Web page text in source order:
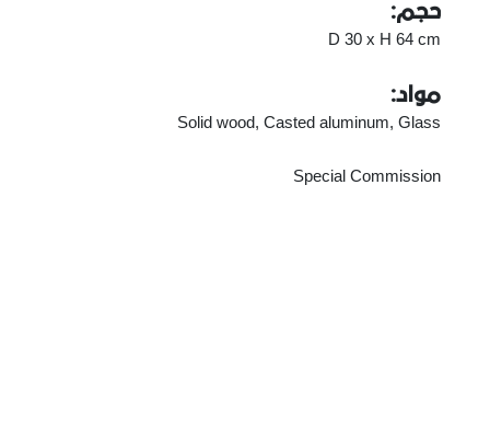
حجم:
D 30 x H 64 cm
مواد:
Solid wood, Casted aluminum, Glass
Special Commission